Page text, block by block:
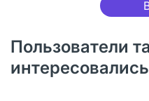
Пользователи
интересовались